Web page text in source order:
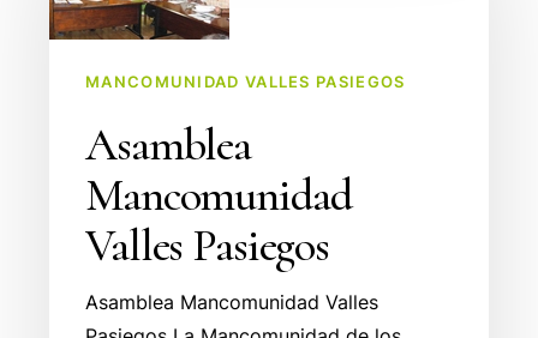
Pasiegos
MANCOMUNIDAD VALLES PASIEGOS
Asamblea
Mancomunidad
Valles Pasiegos
Asamblea Mancomunidad Valles